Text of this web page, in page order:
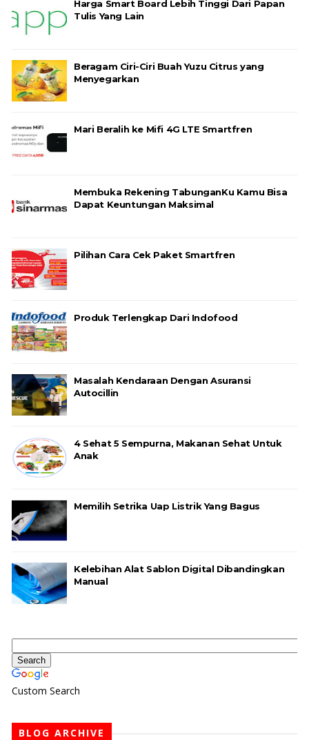
Harga Smart Board Lebih Tinggi Dari Papan
Tulis Yang Lain
Beragam Ciri-Ciri Buah Yuzu Citrus yang
Menyegarkan
Mari Beralih ke Mifi 4G LTE Smartfren
Membuka Rekening TabunganKu Kamu Bisa
Dapat Keuntungan Maksimal
Pilihan Cara Cek Paket Smartfren
Produk Terlengkap Dari Indofood
Masalah Kendaraan Dengan Asuransi
Autocillin
4 Sehat 5 Sempurna, Makanan Sehat Untuk
Anak
Memilih Setrika Uap Listrik Yang Bagus
Kelebihan Alat Sablon Digital Dibandingkan
Manual
Custom Search
BLOG ARCHIVE